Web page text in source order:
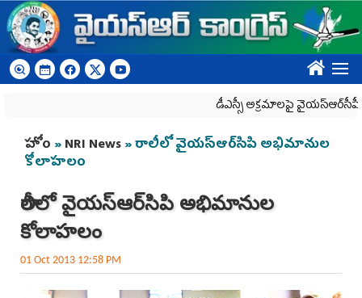
Skip to main content
????
డీఎస్సీ అక్రమాలపై వైయ‌స్ఆర్‌సీపీ
You are here
హోం »NRI News» రాలీలో వైయస్ఆర్‌సిపి అభిమానుల
కోలాహలం
రాలీలో వైయస్ఆర్‌సిపి అభిమానుల
కోలాహలం
01 Oct 2013 12:58 PM